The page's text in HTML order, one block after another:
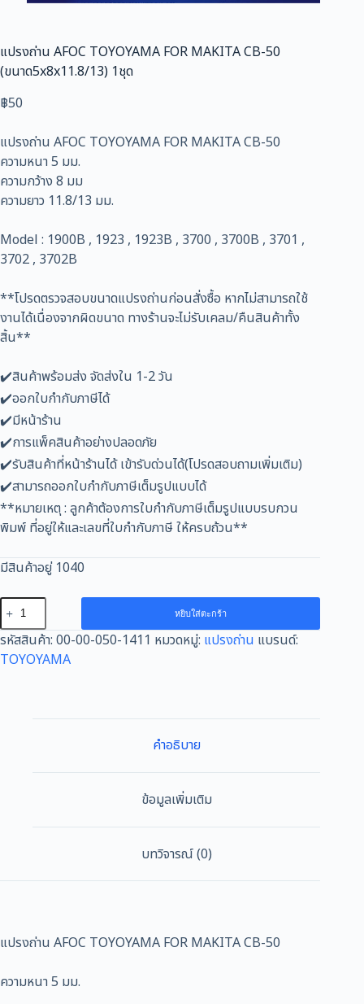
แปรงถ่าน AFOC TOYOYAMA FOR MAKITA CB-50
(ขนาด5x8x11.8/13) 1ชุด
฿50
แปรงถ่าน AFOC TOYOYAMA FOR MAKITA CB-50
ความหนา 5 มม.
ความกว้าง 8 มม
ความยาว 11.8/13 มม.
Model : 1900B , 1923 , 1923B , 3700 , 3700B , 3701 ,
3702 , 3702B
**โปรดตรวจสอบขนาดแปรงถ่านก่อนสั่งซื้อ หากไม่สามารถใช้
งานได้เนื่องจากผิดขนาด ทางร้านจะไม่รับเคลม/คืนสินค้าทั้ง
สิ้น**
✔️สินค้าพร้อมส่ง จัดส่งใน 1-2 วัน
✔️ออกใบกำกับภาษีได้
✔️มีหน้าร้าน
✔️การแพ็คสินค้าอย่างปลอดภัย
✔️รับสินค้าที่หน้าร้านได้ เข้ารับด่วนได้(โปรดสอบถามเพิ่มเติม)
✔️สามารถออกใบกำกับภาษีเต็มรูปแบบได้
**หมายเหตุ : ลูกค้าต้องการใบกำกับภาษีเต็มรูปแบบรบกวน
พิมพ์ ที่อยู่ให้และเลขที่ใบกำกับภาษี ให้ครบถ้วน**
มีสินค้าอยู่ 1040
จำนวน
แปรง
ถ่าน
AFOC
MAKITA
(ขนาด5x8x11.8/13)
หยิบใส่ตะกร้า
รหัสสินค้า: 00-00-050-1411 หมวดหมู่: แปรงถ่าน แบรนด์:
TOYOYAMA
คำอธิบาย
ข้อมูลเพิ่มเติม
บทวิจารณ์ (0)
แปรงถ่าน AFOC TOYOYAMA FOR MAKITA CB-50
ความหนา 5 มม.